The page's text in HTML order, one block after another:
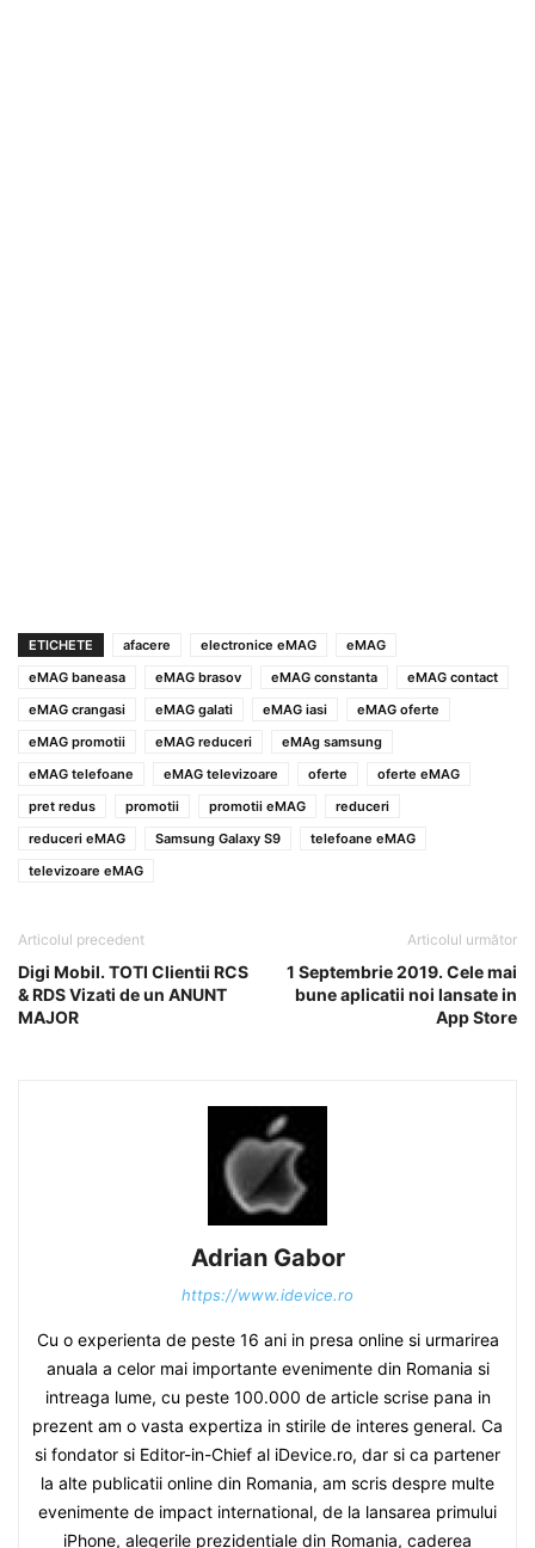
ETICHETE afacere electronice eMAG
eMAG
eMAG baneasa
eMAG brasov eMAG constanta
eMAG contact
eMAG crangasi
eMAG galati eMAG iasi
eMAG oferte
eMAG promotii
eMAG reduceri
eMAg samsung
eMAG telefoane
eMAG televizoare oferte
oferte eMAG
pret redus
promotii promotii eMAG
reduceri
reduceri eMAG
Samsung Galaxy S9
telefoane eMAG
televizoare eMAG
Articolul precedent
Digi Mobil. TOTI Clientii RCS
& RDS Vizati de un ANUNT
MAJOR
Articolul următor
1 Septembrie 2019. Cele mai
bune aplicatii noi lansate in
App Store
Adrian Gabor
https://www.idevice.ro
Cu o experienta de peste 16 ani in presa online si urmarirea
anuala a celor mai importante evenimente din Romania si
intreaga lume, cu peste 100.000 de article scrise pana in
prezent am o vasta expertiza in stirile de interes general. Ca
si fondator si Editor-in-Chief al iDevice.ro, dar si ca partener
la alte publicatii online din Romania, am scris despre multe
evenimente de impact international, de la lansarea primului
iPhone, alegerile prezidentiale din Romania, caderea